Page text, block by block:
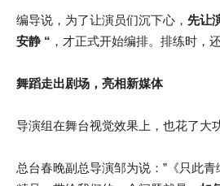
编导说，为了让演员们沉下心， 先让
安静 “ ，才正式开始编排。排练时，
舞蹈走出剧场，亮相新媒体
导演组在舞台视觉效果上，也花了大
总台春晚副总导演邹为说：”《只此